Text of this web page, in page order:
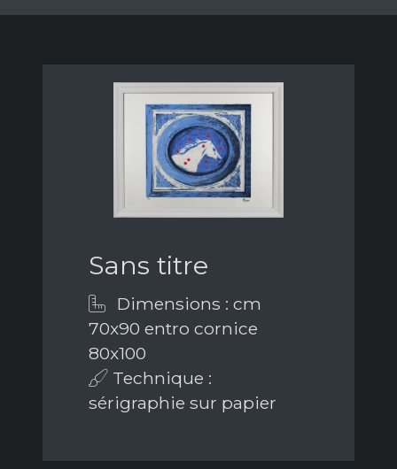
Sans titre
Dimensions : cm
70x90 entro cornice
80x100
Technique :
sérigraphie sur papier